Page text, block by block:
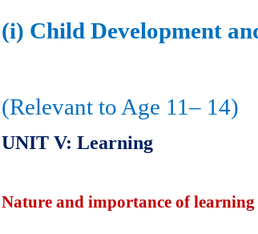
(i) Child Development
(Relevant to Age 11– 14)
UNIT V: Learning
Nature and importance of learning